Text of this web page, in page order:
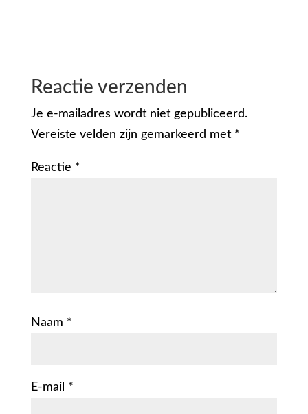
Reactie verzenden
Je e-mailadres wordt niet gepubliceerd.
Vereiste velden zijn gemarkeerd met *
Reactie *
Naam *
E-mail *